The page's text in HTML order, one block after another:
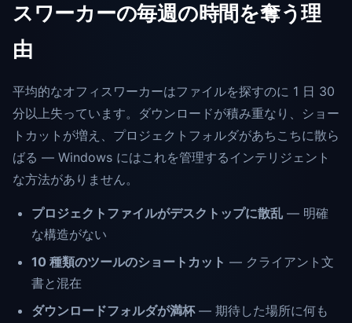
スワーカーの毎週の時間を奪う理
由
平均的なオフィスワーカーはファイルを探すのに 1 日 30
分以上失っています。ダウンロードが積み重なり、ショー
トカットが増え、プロジェクトフォルダがあちこちに散ら
ばる — Windows にはこれを管理するインテリジェント
な方法がありません。
プロジェクトファイルがデスクトップに散乱 — 明確
な構造がない
10 種類のツールのショートカット — クライアント文
書と混在
ダウンロードフォルダが満杯— 期待した場所に何も